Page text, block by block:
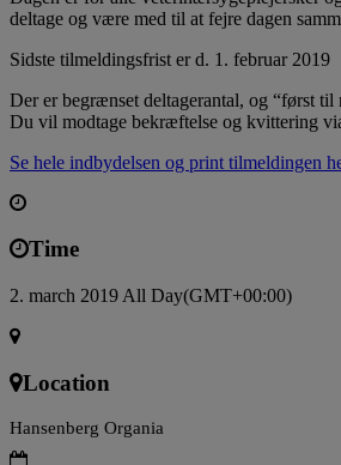
deltage og være med til at fejre dagen
Sidste tilmeldingsfrist er d. 1. februar 2019
Der er begrænset deltagerantal, og “først
Du vil modtage bekræftelse og kvittering
Se hele indbydelsen og print tilmeldingen
Time
2. march 2019 All Day(GMT+00:00)
Location
Hansenberg Organia